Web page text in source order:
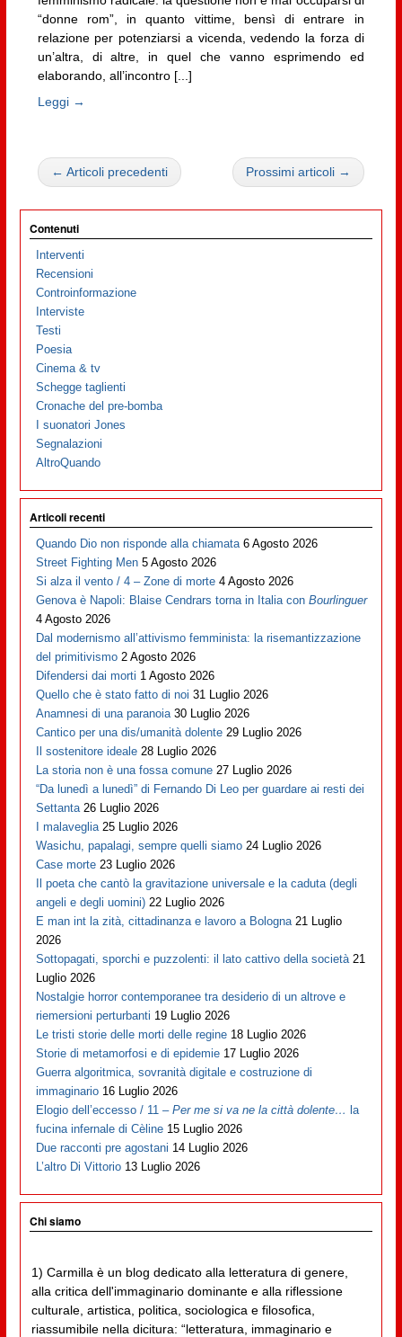
“donne rom”, in quanto vittime, bensì di entrare in
relazione per potenziarsi a vicenda, vedendo la forza di
un’altra, di altre, in quel che vanno esprimendo ed
elaborando, all’incontro [...]
Leggi →
← Articoli precedenti Prossimi articoli →
Contenuti
Interventi
Recensioni
Controinformazione
Interviste
Testi
Poesia
Cinema & tv
Schegge taglienti
Cronache del pre-bomba
I suonatori Jones
Segnalazioni
AltroQuando
Articoli recenti
Quando Dio non risponde alla chiamata 6 Agosto 2026
Street Fighting Men 5 Agosto 2026
Si alza il vento / 4 – Zone di morte 4 Agosto 2026
Genova è Napoli: Blaise Cendrars torna in Italia conBourlinguer
4 Agosto 2026
Dal modernismo all’attivismo femminista: la risemantizzazione
del primitivismo 2 Agosto 2026
Difendersi dai morti 1 Agosto 2026
Quello che è stato fatto di noi 31 Luglio 2026
Anamnesi di una paranoia 30 Luglio 2026
Cantico per una dis/umanità dolente 29 Luglio 2026
Il sostenitore ideale 28 Luglio 2026
La storia non è una fossa comune 27 Luglio 2026
“Da lunedì a lunedì” di Fernando Di Leo per guardare ai resti dei
Settanta 26 Luglio 2026
I malaveglia 25 Luglio 2026
Wasichu, papalagi, sempre quelli siamo 24 Luglio 2026
Case morte 23 Luglio 2026
Il poeta che cantò la gravitazione universale e la caduta (degli
angeli e degli uomini) 22 Luglio 2026
E man int la zità, cittadinanza e lavoro a Bologna 21 Luglio
2026
Sottopagati, sporchi e puzzolenti: il lato cattivo della società 21
Luglio 2026
Nostalgie horror contemporanee tra desiderio di un altrove e
riemersioni perturbanti 19 Luglio 2026
Le tristi storie delle morti delle regine 18 Luglio 2026
Storie di metamorfosi e di epidemie 17 Luglio 2026
Guerra algoritmica, sovranità digitale e costruzione di
immaginario 16 Luglio 2026
Elogio dell’eccesso / 11 –Per me si va ne la città dolente… la
fucina infernale di Cèline 15 Luglio 2026
Due racconti pre agostani 14 Luglio 2026
L’altro Di Vittorio 13 Luglio 2026
Chi siamo
1) Carmilla è un blog dedicato alla letteratura di genere,
alla critica dell'immaginario dominante e alla riflessione
culturale, artistica, politica, sociologica e filosofica,
riassumibile nella dicitura: “letteratura, immaginario e